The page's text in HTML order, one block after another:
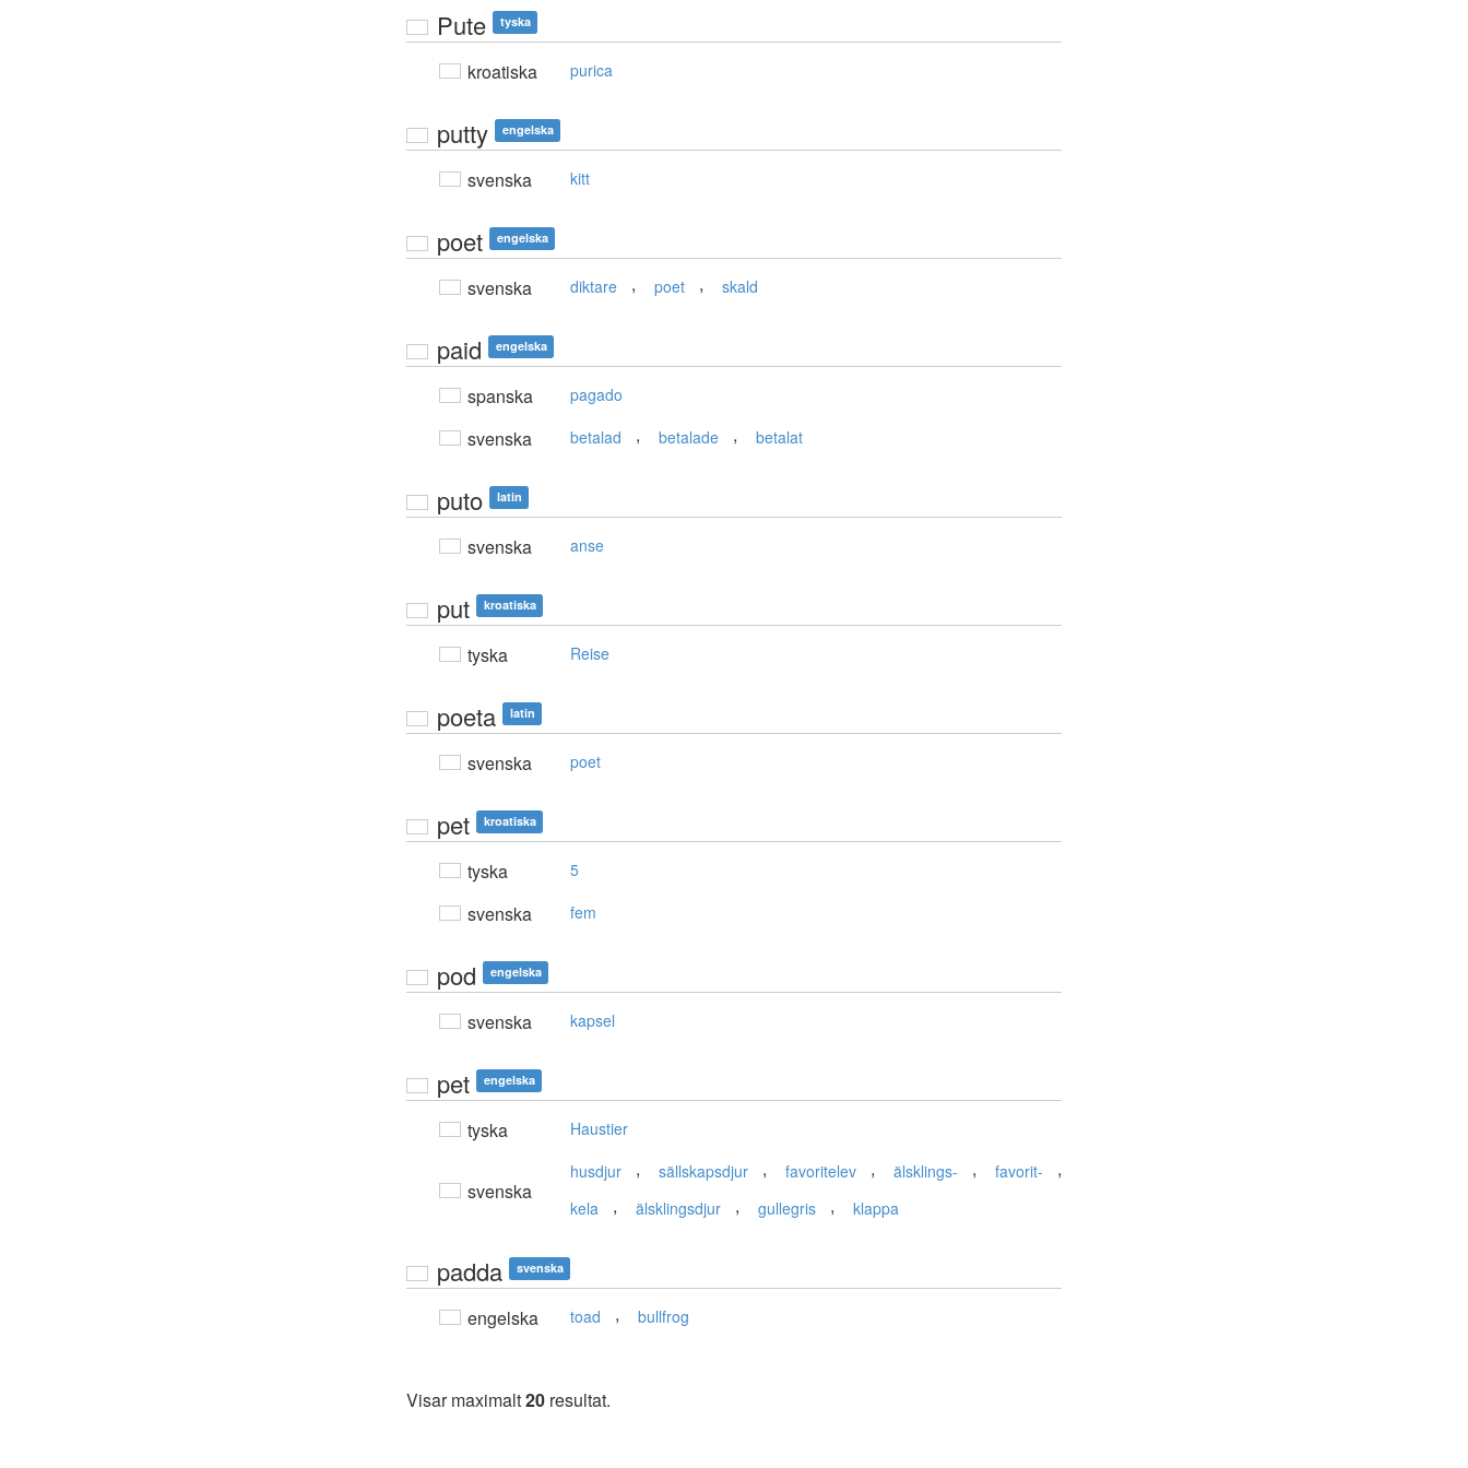
Pute tyska
kroatiska purica
putty engelska
svenska kitt
poet engelska
svenska diktare , poet , skald
paid engelska
spanska pagado
svenska betalad , betalade , betalat
puto latin
svenska anse
put kroatiska
tyska Reise
poeta latin
svenska poet
pet kroatiska
tyska 5
svenska fem
pod engelska
svenska kapsel
pet engelska
tyska Haustier
svenska
husdjur , sällskapsdjur , favoritelev , älsklings- , favorit- ,
kela , älsklingsdjur , gullegris , klappa
padda svenska
engelska toad , bullfrog
Visar maximalt20 resultat.